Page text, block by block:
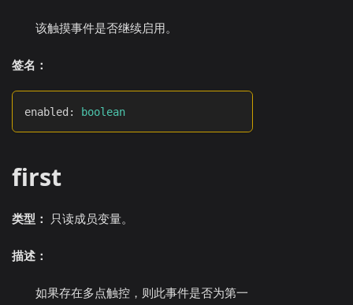
该触摸事件是否继续启用。
签名：
enabled : boolean
first
类型： 只读成员变量。
描述：
如果存在多点触控，则此事件是否为第一